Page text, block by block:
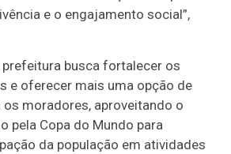
e o engajamento social”,
prefeitura busca fortalecer os
e oferecer mais uma opção de
moradores, aproveitando o
pela Copa do Mundo para
da população em atividades